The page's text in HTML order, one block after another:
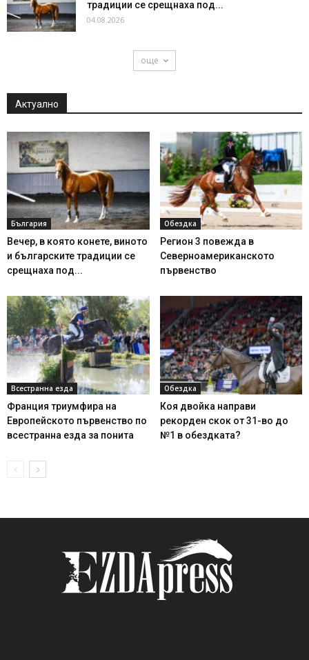
традиции се срещнаха под...
04.08.2026
още
Актуално
България
Вечер, в която конете, виното
и българските традиции се
срещнаха под...
Обездка
Регион 3 повежда в
Северноамериканското
първенство
Всестранна езда
Франция триумфира на
Европейското първенство по
всестранна езда за понита
Обездка
Коя двойка направи
рекорден скок от 31-во до
№1 в обездката?